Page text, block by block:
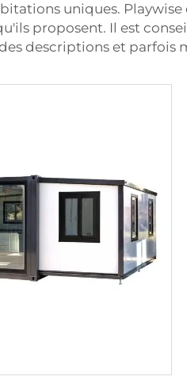
uniques.
proposent. Il est
descriptions et parfois